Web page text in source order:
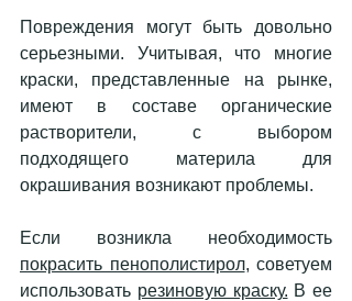
Повреждения могут быть довольно
серьезными. Учитывая, что многие
краски, представленные на рынке,
имеют в составе органические
растворители, с выбором
подходящего материла для
окрашивания возникают проблемы.
покрасить пенополистирол, советуем
использовать резиновую краску. В ее